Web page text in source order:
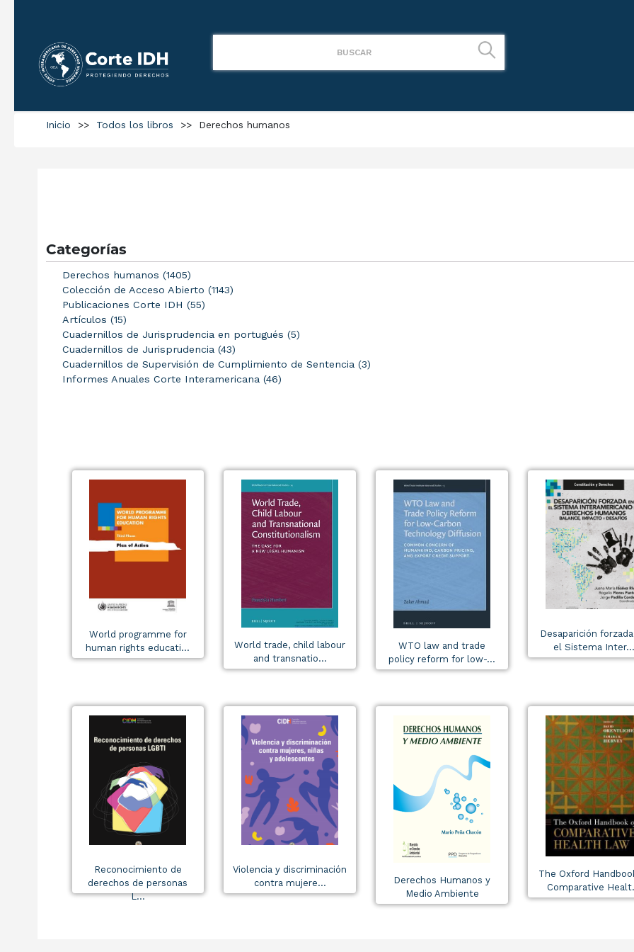
Inicio >> Todos los libros >> Derechos humanos
Categorías
Derechos humanos (1405)
Colección de Acceso Abierto (1143)
Publicaciones Corte IDH (55)
Artículos (15)
Cuadernillos de Jurisprudencia en portugués (5)
Cuadernillos de Jurisprudencia (43)
Cuadernillos de Supervisión de Cumplimiento de Sentencia (3)
Informes Anuales Corte Interamericana (46)
World programme for
human rights educati...
World trade, child labour
and transnatio...
WTO law and trade
policy reform for low-...
Desaparición
el Sistema Inter...
Reconocimiento de
derechos de personas
L...
Violencia y discriminación
contra mujere...
Derechos Humanos y
Medio Ambiente
The Oxford
Comparative